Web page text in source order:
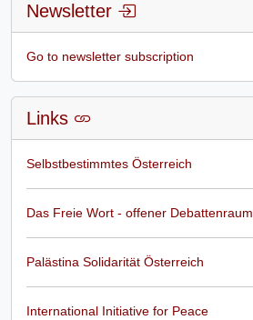
Newsletter
Go to newsletter subscription
Links
Selbstbestimmtes Österreich
Das Freie Wort - offener Debattenraum
Palästina Solidarität Österreich
International Initiative for Peace